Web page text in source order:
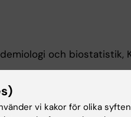
och biostatistik,
biostatistik,
vi kakor för olika